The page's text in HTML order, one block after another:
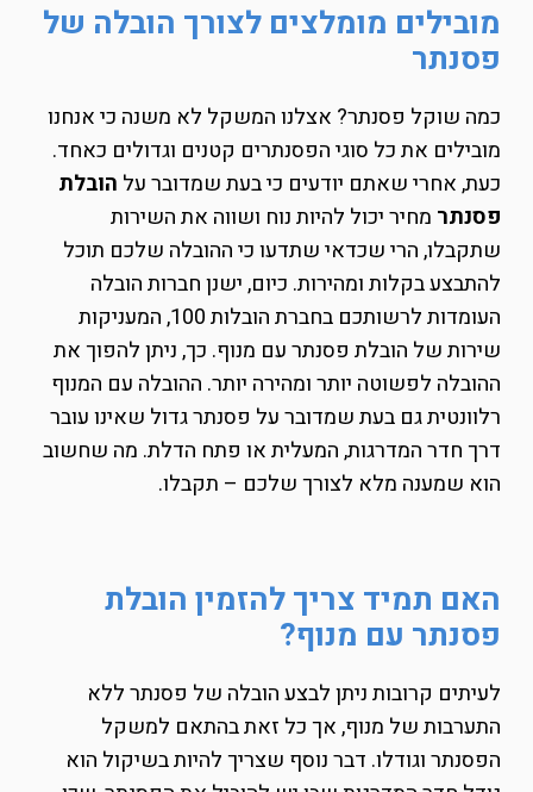
מובילים מומלצים לצורך הובלה של
פסנתר
כמה שוקל פסנתר? אצלנו המשקל לא משנה כי אנחנו
מובילים את כל סוגי הפסנתרים קטנים וגדולים כאחד.
כעת, אחרי שאתם יודעים כי בעת שמדובר על הובלת
פסנתר מחיר יכול להיות נוח ושווה את השירות
שתקבלו, הרי שכדאי שתדעו כי ההובלה שלכם תוכל
להתבצע בקלות ומהירות. כיום, ישנן חברות הובלה
העומדות לרשותכם בחברת הובלות 100, המעניקות
שירות של הובלת פסנתר עם מנוף. כך, ניתן להפוך את
ההובלה לפשוטה יותר ומהירה יותר. ההובלה עם המנוף
רלוונטית גם בעת שמדובר על פסנתר גדול שאינו עובר
דרך חדר המדרגות, המעלית או פתח הדלת. מה שחשוב
הוא שמענה מלא לצורך שלכם – תקבלו.
האם תמיד צריך להזמין הובלת
פסנתר עם מנוף?
לעיתים קרובות ניתן לבצע הובלה של פסנתר ללא
התערבות של מנוף, אך כל זאת בהתאם למשקל
הפסנתר וגודלו. דבר נוסף שצריך להיות בשיקול הוא